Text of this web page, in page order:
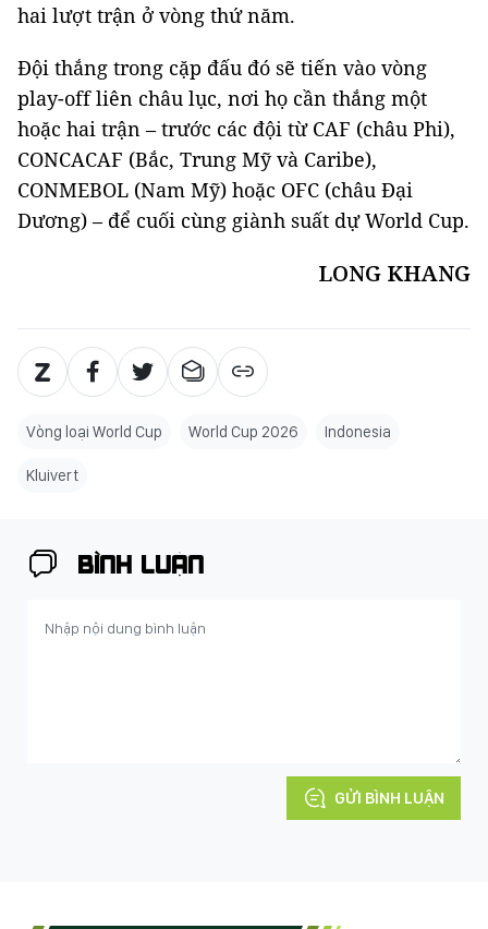
hai lượt trận ở vòng thứ năm.
Đội thắng trong cặp đấu đó sẽ tiến vào vòng
play-off liên châu lục, nơi họ cần thắng một
hoặc hai trận – trước các đội từ CAF (châu Phi),
CONCACAF (Bắc, Trung Mỹ và Caribe),
CONMEBOL (Nam Mỹ) hoặc OFC (châu Đại
Dương) – để cuối cùng giành suất dự World Cup.
LONG KHANG
Vòng loại World Cup World Cup 2026 Indonesia
Kluivert
BÌNH LUẬN
GỬI BÌNH LUẬN